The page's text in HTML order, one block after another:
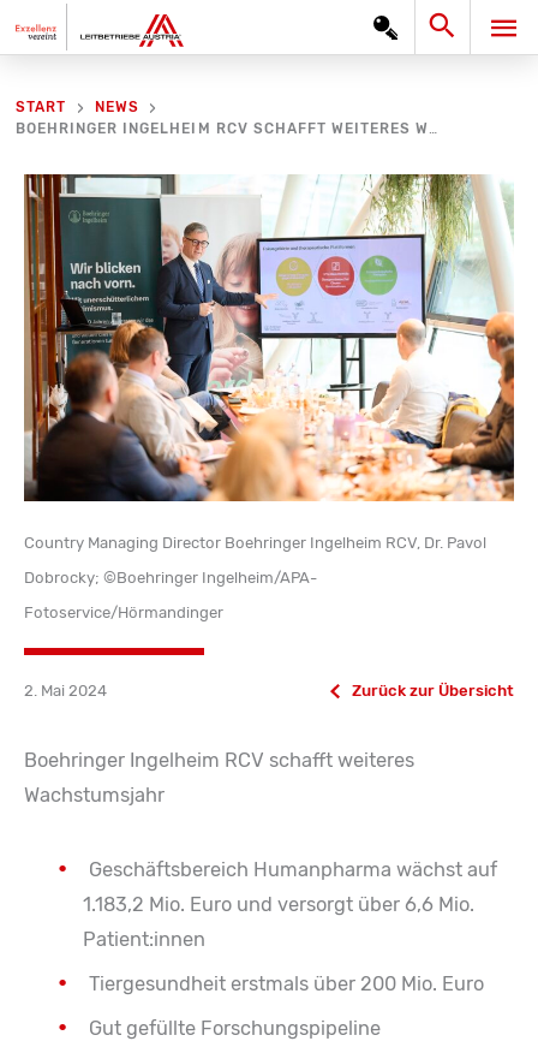
Inhalt
Search
START
NEWS
BOEHRINGER INGELHEIM RCV SCHAFFT WEITERES WACHSTUMSJAHR
Country Managing Director Boehringer Ingelheim RCV, Dr. Pavol
Dobrocky; ©Boehringer Ingelheim/APA-
Fotoservice/Hörmandinger
2. Mai 2024 Zurück zur Übersicht
Boehringer Ingelheim RCV schafft weiteres
Wachstumsjahr
Geschäftsbereich Humanpharma wächst auf
1.183,2 Mio. Euro und versorgt über 6,6 Mio.
Patient:innen
Tiergesundheit erstmals über 200 Mio. Euro
Gut gefüllte Forschungspipeline